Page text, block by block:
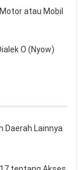
atau Mobil
O (Nyow)
Daerah Lainnya